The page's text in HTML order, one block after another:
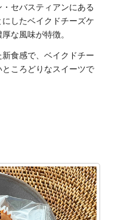
セバスティアンにある
したベイクドチーズケ
な風味が特徴。
食感で、ベイクドチー
ころどりなスイーツで